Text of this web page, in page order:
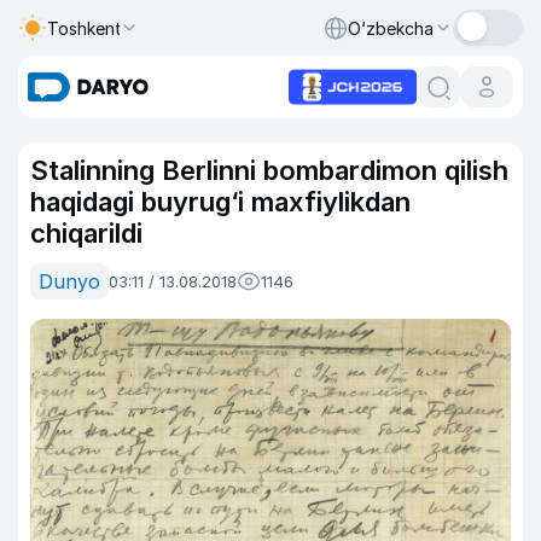
Toshkent O‘zbekcha
Stalinning Berlinni bombardimon qilish
haqidagi buyrug‘i maxfiylikdan
chiqarildi
Dunyo 03:11 / 13.08.2018 1146